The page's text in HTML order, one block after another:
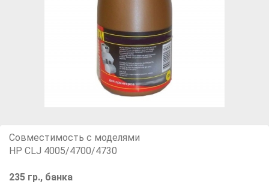
Совместимость с моделями
HP CLJ 4005/4700/4730
235 гр., банка